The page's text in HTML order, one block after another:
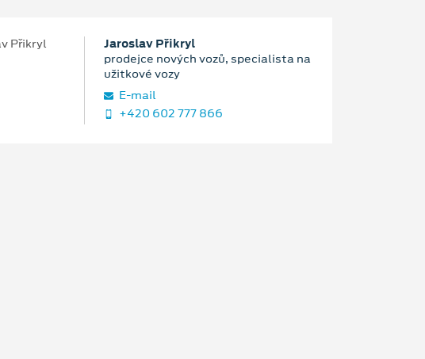
Jaroslav Přikryl
prodejce nových vozů, specialista na
užitkové vozy
E‑mail
+420 602 777 866